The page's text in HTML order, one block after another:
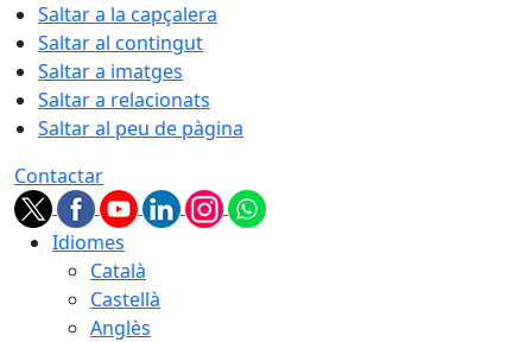
Saltar a la capçalera
Saltar al contingut
Saltar a imatges
Saltar a relacionats
Saltar al peu de pàgina
Contactar
Idiomes
Català
Castellà
Anglès